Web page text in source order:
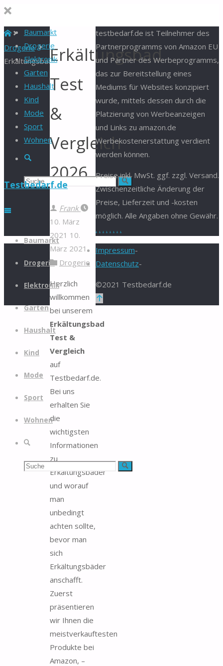
Baumarkt
Drogerie
Elektronik
Garten
Haushalt
Kind
Mode
Sport
Wohnen
Suche
Suchen Suche
Testbedarf.de
Zum
springen
Baumarkt
Drogerie
Elektronik
Garten
Haushalt
Kind
Mode
Sport
Wohnen
Suche
Suchen Suche
Start
Drogerie
ErkältungsbadErkältungsbad
Test
&
Vergleich
2026
Frank
10. März
2021 10.
März 2021
Drogerie
Herzlich
willkommen
bei unserem
Erkältungsbad
Test &
Vergleich
auf
Testbedarf.de.
Bei uns
erhalten Sie
die
wichtigsten
Informationen
zu
Erkältungsbäder
und worauf
man
unbedingt
achten sollte,
bevor man
sich
Erkältungsbäder
anschafft.
Zuerst
präsentieren
wir Ihnen die
meistverkauftesten
Produkte bei
Amazon, –
testbedarf.de ist Teilnehmer des
Partnerprogramms von Amazon EU
und Partner des Werbeprogramms,
das zur Bereitstellung eines
Mediums für Websites konzipiert
wurde, mittels dessen durch die
Platzierung von Werbeanzeigen
und Links zu amazon.de
Werbekostenerstattung verdient
werden können.
Preise inkl. MwSt. ggf. zzgl. Versand.
Zwischenzeitliche Änderung der
Preise, Lieferzeit und -kosten
möglich. Alle Angaben ohne Gewähr.
. . . . . . . .
Impressum-
Datenschutz-
©2021 Testbedarf.de
Zurück
oben